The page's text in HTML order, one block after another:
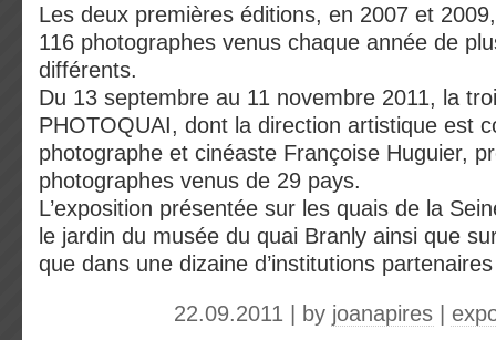
Les deux premières éditions, en 2007 et
116 photographes venus chaque année de
différents.
Du 13 septembre au 11 novembre 2011, la
PHOTOQUAI, dont la direction artistique est
photographe et cinéaste Françoise Huguier,
photographes venus de 29 pays.
L’exposition présentée sur les quais de la
le jardin du musée du quai Branly ainsi que
que dans une dizaine d’institutions
22.09.2011 | by joanapires